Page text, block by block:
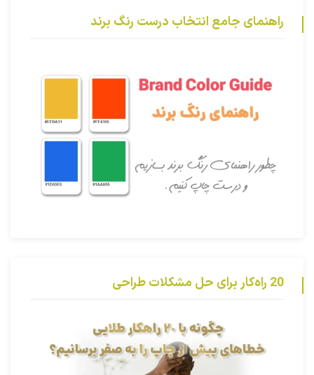
راهنمای جامع انتخاب درست رنگ برند
20 راه‌کار برای حل مشکلات طراحی